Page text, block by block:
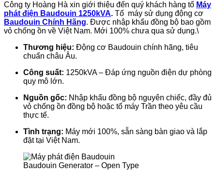
Công ty Hoàng Hà xin giới thiệu đến quý khách hàng tổ Máy
phát điện Baudouin 1250kVA. Tổ máy sử dụng động cơ
Baudouin Chính Hãng. Được nhập khẩu đồng bộ bao gồm
vỏ chống ồn về Việt Nam. Mới 100% chưa qua sử dụng.\
Thương hiệu: Động cơ Baudouin chính hãng, tiêu
chuẩn châu Âu.
Công suất: 1250kVA – Đáp ứng nguồn điện dự phòng
quy mô lớn.
Nguồn gốc: Nhập khẩu đồng bộ nguyên chiếc, đầy đủ
vỏ chống ồn đồng bộ hoặc tổ máy Trần theo yêu cầu
thực tế.
Tình trạng: Máy mới 100%, sẵn sàng bàn giao và lắp
đặt tại Việt Nam.
Baudouin Generator – Open Type